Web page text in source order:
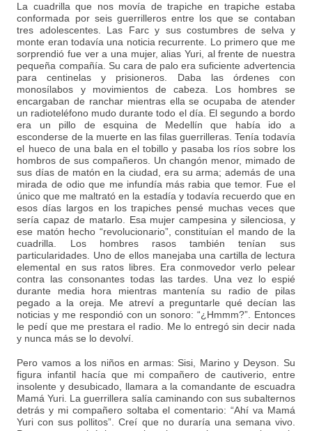
La cuadrilla que nos movía de trapiche en trapiche estaba
conformada por seis guerrilleros entre los que se contaban
tres adolescentes. Las Farc y sus costumbres de selva y
monte eran todavía una noticia recurrente. Lo primero que me
sorprendió fue ver a una mujer, alias Yuri, al frente de nuestra
pequeña compañía. Su cara de palo era suficiente advertencia
para centinelas y prisioneros. Daba las órdenes con
monosílabos y movimientos de cabeza. Los hombres se
encargaban de ranchar mientras ella se ocupaba de atender
un radioteléfono mudo durante todo el día. El segundo a bordo
era un pillo de esquina de Medellín que había ido a
esconderse de la muerte en las filas guerrilleras. Tenía todavía
el hueco de una bala en el tobillo y pasaba los ríos sobre los
hombros de sus compañeros. Un changón menor, mimado de
sus días de matón en la ciudad, era su arma; además de una
mirada de odio que me infundía más rabia que temor. Fue el
único que me maltrató en la estadía y todavía recuerdo que en
esos días largos en los trapiches pensé muchas veces que
sería capaz de matarlo. Esa mujer campesina y silenciosa, y
ese matón hecho “revolucionario”, constituían el mando de la
cuadrilla. Los hombres rasos también tenían sus
particularidades. Uno de ellos manejaba una cartilla de lectura
elemental en sus ratos libres. Era conmovedor verlo pelear
contra las consonantes todas las tardes. Una vez lo espié
durante media hora mientras mantenía su radio de pilas
pegado a la oreja. Me atreví a preguntarle qué decían las
noticias y me respondió con un sonoro: “¿Hmmm?”. Entonces
le pedí que me prestara el radio. Me lo entregó sin decir nada
y nunca más se lo devolví.
Pero vamos a los niños en armas: Sisi, Marino y Deyson. Su
figura infantil hacía que mi compañero de cautiverio, entre
insolente y desubicado, llamara a la comandante de escuadra
Mamá Yuri. La guerrillera salía caminando con sus subalternos
detrás y mi compañero soltaba el comentario: “Ahí va Mamá
Yuri con sus pollitos”. Creí que no duraría una semana vivo.